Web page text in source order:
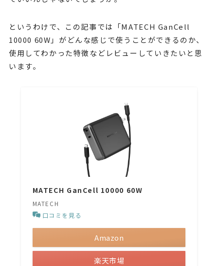
というわけで、この記事では 「MATECH GanCell
10000 60W」がどんな感じで使うことができるのか、
使用してわかった特徴などレビューしていきたいと思
います。
MATECH GanCell 10000 60W
MATECH
口コミを見る
Amazon
楽天市場